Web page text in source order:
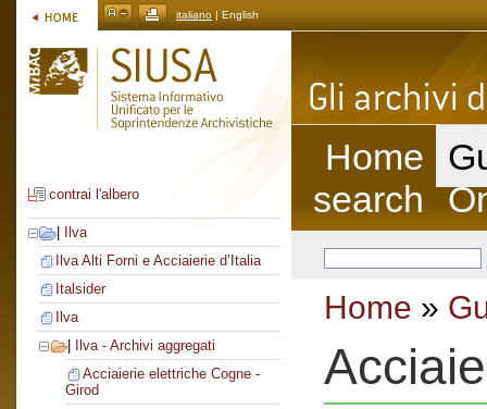
italiano | English
contrai l'albero
Ilva
Ilva Alti Forni e Acciaierie d’Italia
Italsider
Ilva
Ilva - Archivi aggregati
Acciaierie elettriche Cogne -
Girod
Home
search
Home »